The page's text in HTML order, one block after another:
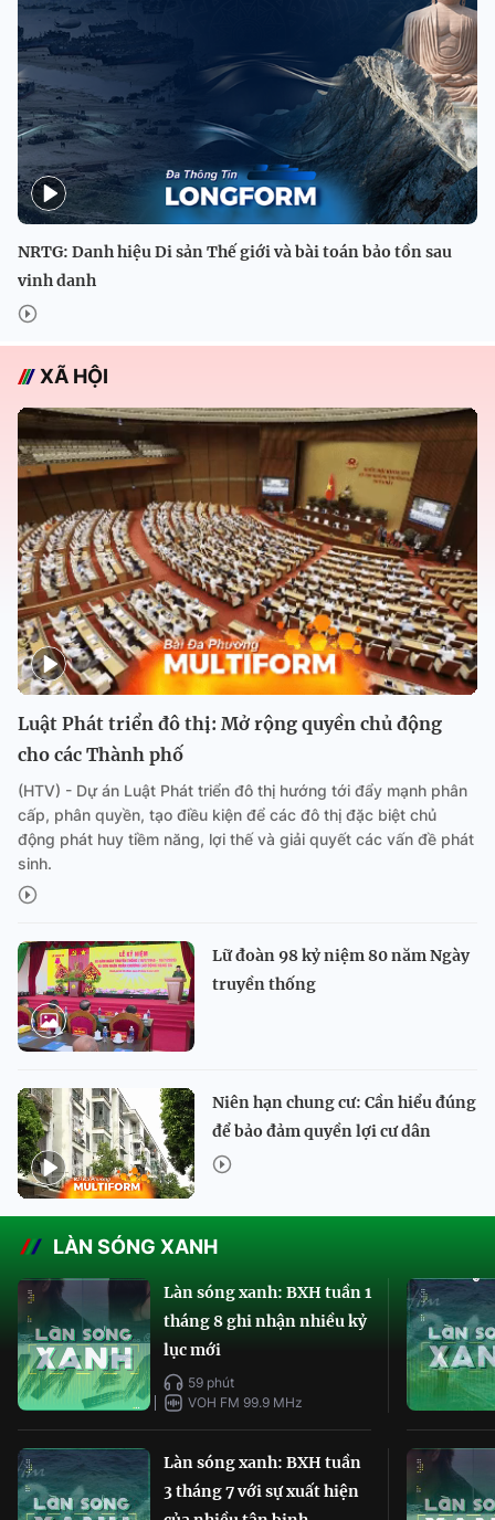
NRTG: Danh hiệu Di sản Thế giới và bài toán bảo tồn sau
vinh danh
XÃ HỘI
Luật Phát triển đô thị: Mở rộng quyền chủ động
cho các Thành phố
(HTV) - Dự án Luật Phát triển đô thị hướng tới đẩy mạnh phân
cấp, phân quyền, tạo điều kiện để các đô thị đặc biệt chủ
động phát huy tiềm năng, lợi thế và giải quyết các vấn đề phát
sinh.
Lữ đoàn 98 kỷ niệm 80 năm Ngày
truyền thống
Niên hạn chung cư: Cần hiểu đúng
để bảo đảm quyền lợi cư dân
LÀN SÓNG XANH
Làn sóng xanh: BXH tuần 1
tháng 8 ghi nhận nhiều kỷ
lục mới
59 phút
VOH FM 99.9 MHz
Làn sóng xanh: BXH tuần
3 tháng 7 với sự xuất hiện